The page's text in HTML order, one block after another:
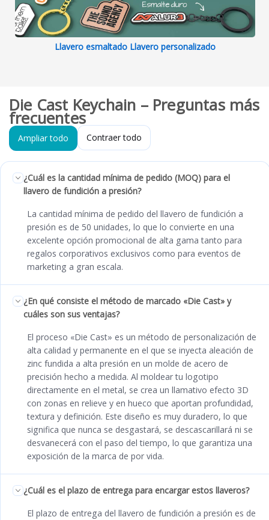
Llavero esmaltado Llavero personalizado
Die Cast Keychain – Preguntas más
frecuentes
Ampliar todo Contraer todo
¿Cuál es la cantidad mínima de pedido (MOQ) para el
llavero de fundición a presión?
La cantidad mínima de pedido del llavero de fundición a
presión es de 50 unidades, lo que lo convierte en una
excelente opción promocional de alta gama tanto para
regalos corporativos exclusivos como para eventos de
marketing a gran escala.
¿En qué consiste el método de marcado «Die Cast» y
cuáles son sus ventajas?
El proceso «Die Cast» es un método de personalización de
alta calidad y permanente en el que se inyecta aleación de
zinc fundida a alta presión en un molde de acero de
precisión hecho a medida. Al moldear tu logotipo
directamente en el metal, se crea un llamativo efecto 3D
con zonas en relieve y en hueco que aportan profundidad,
textura y definición. Este diseño es muy duradero, lo que
significa que nunca se desgastará, se descascarillará ni se
desvanecerá con el paso del tiempo, lo que garantiza una
exposición de la marca de por vida.
¿Cuál es el plazo de entrega para encargar estos llaveros?
El plazo de entrega del llavero de fundición a presión es de